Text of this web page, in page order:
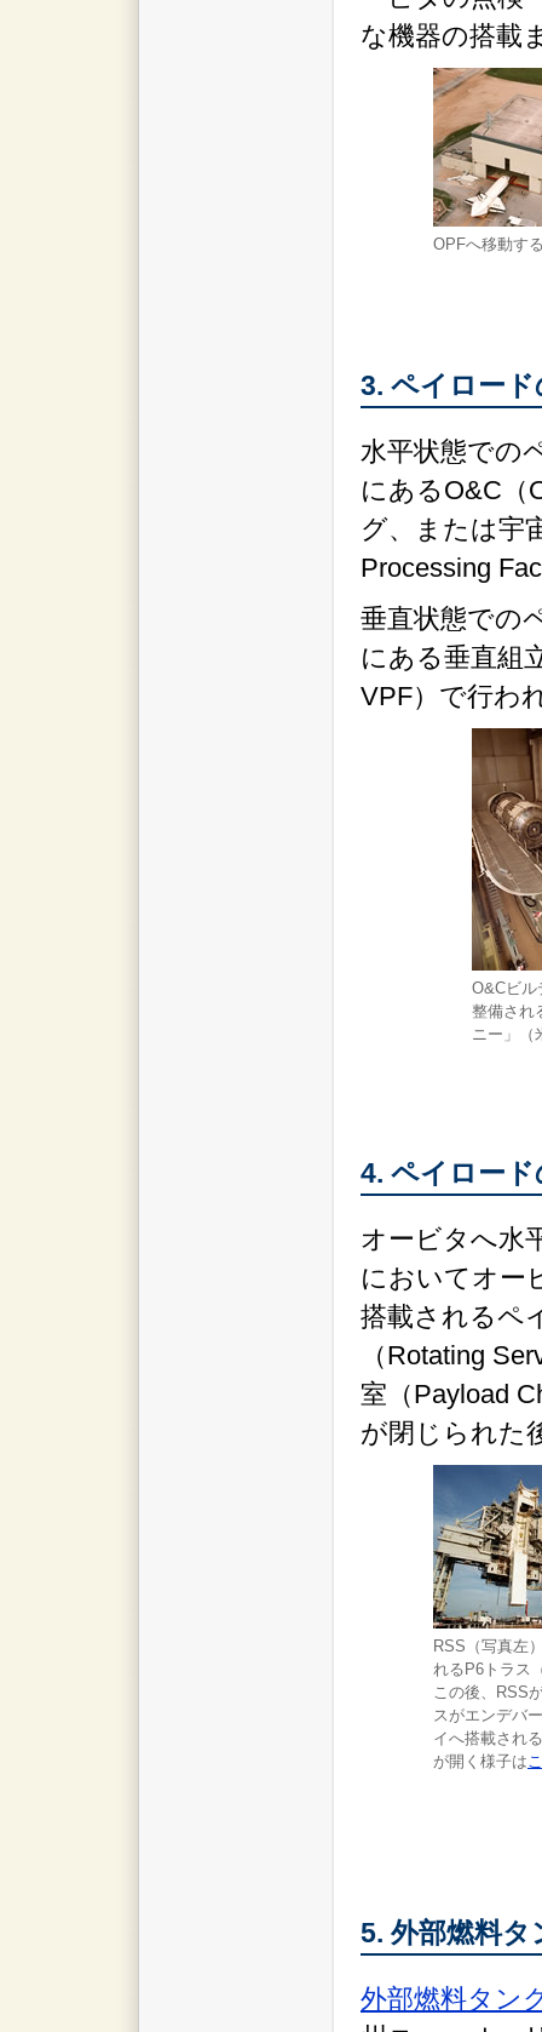
な機器の搭載
OPFへ移動す
3. ペイロー
水平状態での
にあるO&C（
グ、または宇
Processing
垂直状態での
にある垂直組
VPF）で行わ
O&Cビル
整備され
ニー」（
4. ペイロード
オービタへ水
においてオー
搭載されるペ
（Rotating
室（Payload
が閉じられた
RSS（写真左
れるP6トラス
この後、RSS
スがエンデバ
イへ搭載され
が開く様子は
5. 外部燃料タ
外部燃料タン